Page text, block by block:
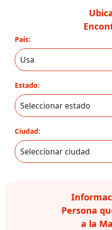
País:
Estado:
Ciudad:
Persona
a la